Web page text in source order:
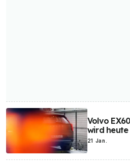
Volvo
wird
21 Jan.